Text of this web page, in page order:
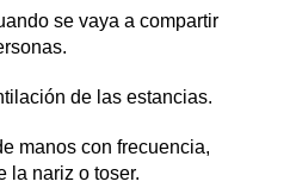
se vaya a compartir
de las estancias.
con frecuencia,
la nariz o toser.